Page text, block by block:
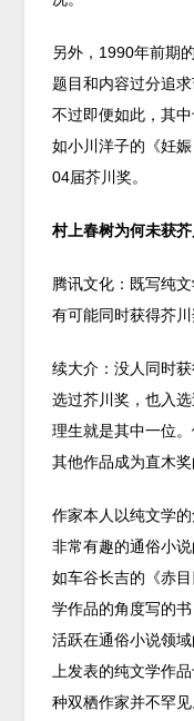
另外，1990年前期
题目和内容过分追
不过即便如此，其
如小川洋子的《妊
04届芥川奖。
村上春树为何未获
腾讯文化：既写纯
有可能同时获得芥
续大介：没人同时
选过芥川奖，也入
理生就是其中一位
其他作品成为直木奖
作家本人以纯文学
非常有趣的通俗小
如车谷长吉的《赤
学作品的角度写的
活跃在通俗小说领
上发表的纯文学作
种双栖作家并不罕